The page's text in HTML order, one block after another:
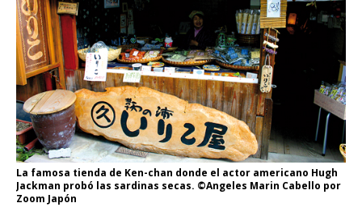
La famosa tienda de Ken-chan donde el actor americano Hugh
Jackman probó las sardinas secas. ©Angeles Marin Cabello por
Zoom Japón